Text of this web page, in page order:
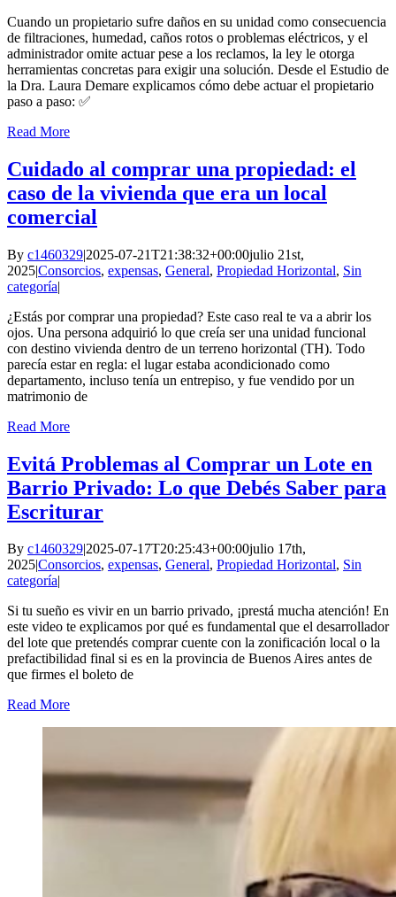
Cuando un propietario sufre daños en su unidad como consecuencia
de filtraciones, humedad, caños rotos o problemas eléctricos, y el
administrador omite actuar pese a los reclamos, la ley le otorga
herramientas concretas para exigir una solución. Desde el Estudio de
la Dra. Laura Demare explicamos cómo debe actuar el propietario
paso a paso: ✅
Read More
Cuidado al comprar una propiedad: el
caso de la vivienda que era un local
comercial
By c1460329|2025-07-21T21:38:32+00:00julio 21st,
2025|Consorcios, expensas, General, Propiedad Horizontal, Sin
categoría|
¿Estás por comprar una propiedad? Este caso real te va a abrir los
ojos. Una persona adquirió lo que creía ser una unidad funcional
con destino vivienda dentro de un terreno horizontal (TH). Todo
parecía estar en regla: el lugar estaba acondicionado como
departamento, incluso tenía un entrepiso, y fue vendido por un
matrimonio de
Read More
Evitá Problemas al Comprar un Lote en
Barrio Privado: Lo que Debés Saber para
Escriturar
By c14603292025-07-17T20:25:43+00:00julio 17th,
2025Consorcios, expensas, General, Propiedad Horizontal, Sin
categoría
Si tu sueño es vivir en un barrio privado, ¡prestá mucha atención! En
este video te explicamos por qué es fundamental que el desarrollador
del lote que pretendés comprar cuente con la zonificación local o la
prefactibilidad final si es en la provincia de Buenos Aires antes de
que firmes el boleto de
Read More